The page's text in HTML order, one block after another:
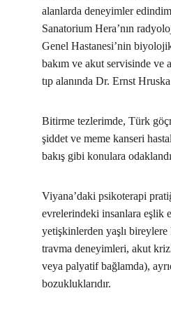
alanlarda deneyimler
Sanatorium Hera’nın
Genel Hastanesi’nin
bakım ve akut servisinde ve
tıp alanında Dr. Ernst
Bitirme tezlerimde, Türk
şiddet ve meme kanseri
bakış gibi konulara
Viyana’daki psikoterapi
evrelerindeki insanlara eşlik
yetişkinlerden yaşlı bireylere
travma deneyimleri, akut
veya palyatif bağlamda),
bozukluklarıdır.